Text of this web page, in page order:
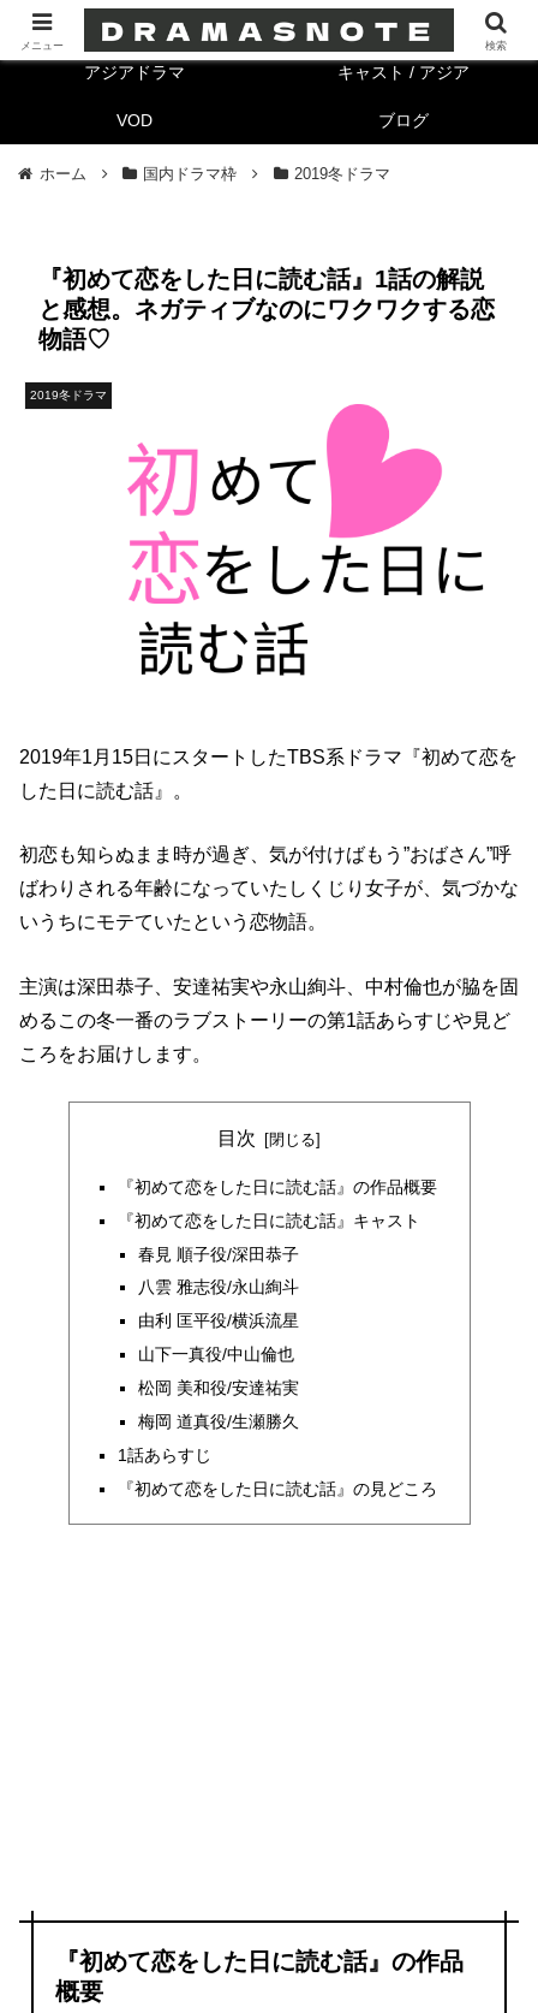
海外ドラマ キャスト/海外
アジアドラマ キャスト / アジア
VOD ブログ
ホーム 国内ドラマ枠 2019冬ドラマ
『初めて恋をした日に読む話』1話の解説
と感想。ネガティブなのにワクワクする恋
物語♡
2019冬ドラマ
2019年1月15日にスタートしたTBS系ドラマ『初めて恋を
した日に読む話』。
初恋も知らぬまま時が過ぎ、気が付けばもう”おばさん”呼
ばわりされる年齢になっていたしくじり女子が、気づかな
いうちにモテていたという恋物語。
主演は深田恭子、安達祐実や永山絢斗、中村倫也が脇を固
めるこの冬一番のラブストーリーの第1話あらすじや見ど
ころをお届けします。
目次
『初めて恋をした日に読む話』の作品概要
『初めて恋をした日に読む話』キャスト
春見 順子役/深田恭子
八雲 雅志役/永山絢斗
由利 匡平役/横浜流星
山下一真役/中山倫也
松岡 美和役/安達祐実
梅岡 道真役/生瀬勝久
1話あらすじ
『初めて恋をした日に読む話』の見どころ
『初めて恋をした日に読む話』の作品
概要
メニュー 検索